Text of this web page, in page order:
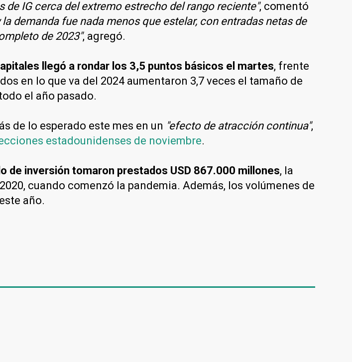
IG cerca del extremo estrecho del rango reciente", comentó
demanda fue nada menos que estelar, con entradas netas de
de 2023", agregó.
llegó a rondar los 3,5 puntos básicos el martes, frente
en lo que va del 2024 aumentaron 3,7 veces el tamaño de
el año pasado.
de lo esperado este mes en un "efecto de atracción continua",
estadounidenses de noviembre.
de inversión tomaron prestados USD 867.000 millones, la
cuando comenzó la pandemia. Además, los volúmenes de
año.